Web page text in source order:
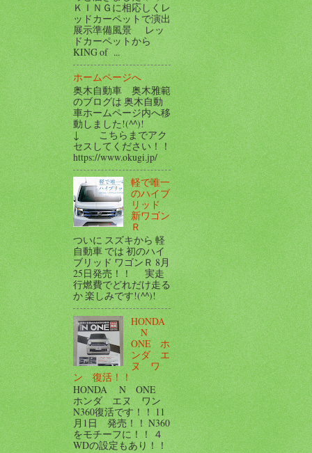
ＫＩＮＧに相応しくレ
ッドカーペットで演出
展示準備風景 レッ
ドカーペットから
KING of ...
ホームページへ
奥木自動車 奥木雅範
のブログは 奥木自動
車ホームページ内へ移
動しました!(^^)!
↓ こちらまでアク
セスしてください！！
https://www.okugi.jp/
軽で唯一
のハイブ
リッド
新ワゴン
Ｒ
ついに スズキから 軽
自動車 では 初のハイ
ブリッド ワゴンＲ 8月
25日発売！！ 実走
行燃費でどれだけ走る
か 楽しみです!(^^)!
HONDA
N
ONE ホ
ンダ エ
ヌ ワ
ン 復活！！
HONDA N ONE
ホンダ エヌ ワン
N360復活です！！ 11
月1日 発売！！ N360
をモチーフに！！ ４
WDの設定もあり！！